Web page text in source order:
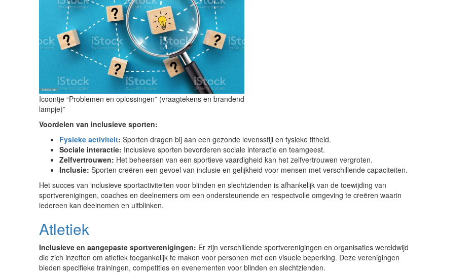
Icoontje “Problemen en oplossingen” (vraagtekens en brandend
lampje)”
Voordelen van inclusieve sporten:
Fysieke activiteit: Sporten dragen bij aan een gezonde levensstijl en fysieke fitheid.
Sociale interactie: Inclusieve sporten bevorderen sociale interactie en teamgeest.
Zelfvertrouwen: Het beheersen van een sportieve vaardigheid kan het zelfvertrouwen vergroten.
Inclusie: Sporten creëren een gevoel van inclusie en gelijkheid voor mensen met verschillende capaciteiten.
Het succes van inclusieve sportactiviteiten voor blinden en slechtzienden is afhankelijk van de toewijding van
sportverenigingen, coaches en deelnemers om een ondersteunende en respectvolle omgeving te creëren waarin
iedereen kan deelnemen en uitblinken.
Atletiek
Inclusieve en aangepaste sportverenigingen: Er zijn verschillende sportverenigingen en organisaties wereldwijd
die zich inzetten om atletiek toegankelijk te maken voor personen met een visuele beperking. Deze verenigingen
bieden specifieke trainingen, competities en evenementen voor blinden en slechtzienden.